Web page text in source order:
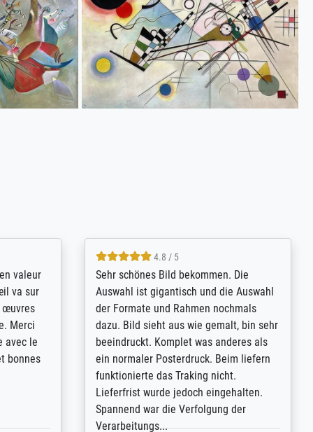
de
wat
4.8 / 5
So, I ordered a large print of The
Annunciation by Fra Angelico from a
very large and popular American
"art/poster" site advertising giclee print
quality. The quality for a large print was
atrocious. They refunded me when I sent
pictures of the blurry print vs. a
Wikipedia commons representation.
They stated they couldn't do ...